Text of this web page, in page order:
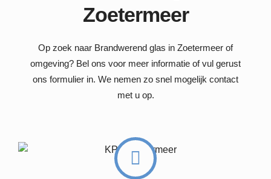
Zoetermeer
Op zoek naar Brandwerend glas in Zoetermeer of
omgeving? Bel ons voor meer informatie of vul gerust
ons formulier in. We nemen zo snel mogelijk contact
met u op.